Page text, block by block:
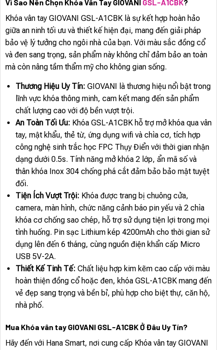
Vì Sao Nên Chọn Khóa Vân Tay GIOVANI GSL-A1CBK?
Khóa vân tay GIOVANI GSL-A1CBK là sự kết hợp hoàn hảo
giữa an ninh tối ưu và thiết kế hiện đại, mang đến giải pháp
bảo vệ lý tưởng cho ngôi nhà của bạn. Với màu sắc đồng cổ
và đen sang trọng, sản phẩm này không chỉ đảm bảo an toàn
mà còn nâng tầm thẩm mỹ cho không gian sống.
Thương Hiệu Uy Tín: GIOVANI là thương hiệu nổi bật trong
lĩnh vực khóa thông minh, cam kết mang đến sản phẩm
chất lượng cao với độ bền vượt trội.
An Toàn Tối Ưu: Khóa GSL-A1CBK hỗ trợ mở khóa qua vân
tay, mật khẩu, thẻ từ, ứng dụng wifi và chìa cơ, tích hợp
công nghệ sinh trắc học FPC Thụy Điển với thời gian nhận
dạng dưới 0.5s. Tính năng mở khóa 2 lớp, ẩn mã số và
thân khóa Inox 304 chống phá cắt đảm bảo bảo mật tuyệt
đối.
Tiện Ích Vượt Trội: Khóa được trang bị chuông cửa,
camera, màn hình, chức năng cảnh báo pin yếu và 2 chìa
khóa cơ chống sao chép, hỗ trợ sử dụng tiện lợi trong mọi
tình huống. Pin sạc Lithium kép 4200mAh cho thời gian sử
dụng lên đến 6 tháng, cùng nguồn điện khẩn cấp Micro
USB 5V-2A.
Thiết Kế Tinh Tế: Chất liệu hợp kim kẽm cao cấp với màu
hoàn thiện đồng cổ hoặc đen, khóa GSL-A1CBK mang đến
vẻ đẹp sang trọng và bền bỉ, phù hợp cho biệt thự, căn hộ,
nhà phố.
Mua Khóa vân tay GIOVANI GSL-A1CBK Ở Đâu Uy Tín?
Hãy đến với Hana Smart, nơi cung cấp Khóa vân tay GIOVANI